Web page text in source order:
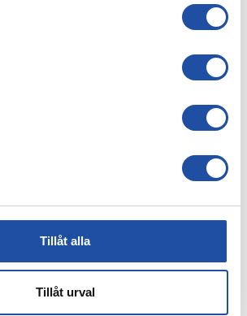
Tillåt alla
Tillåt urval
MATCH I LIGACUPEN – KYLIAN
UT ERA KAMRATBILJETTER!